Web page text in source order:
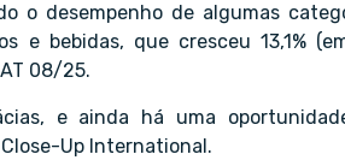
o desempenho de algumas
e bebidas, que cresceu 13,1%
08/25.
e ainda há uma
Up International.